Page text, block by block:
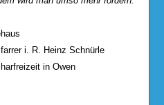
i. R. Heinz Schnürle
in Owen